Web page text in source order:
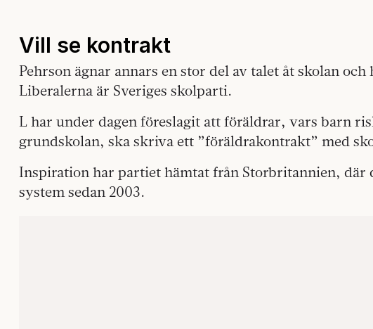
Vill se kontrakt
Pehrson ägnar annars en stor del av talet åt skolan
Liberalerna är Sveriges skolparti.
L har under dagen föreslagit att föräldrar, vars barn
grundskolan, ska skriva ett ”föräldrakontrakt” med
Inspiration har partiet hämtat från Storbritannien, där
system sedan 2003.